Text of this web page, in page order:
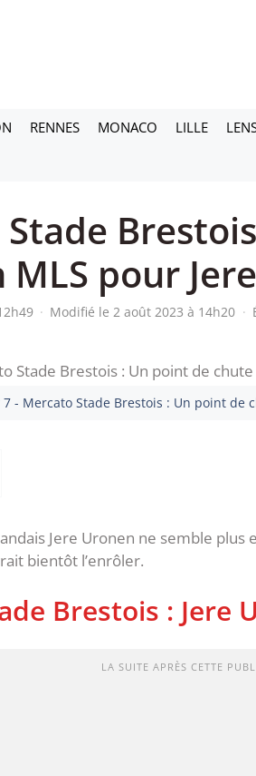
RENNES MONACO LILLE
pour
· Modifié le 2 août 2023 à 14h20 ·
- Mercato Stade Brestois : Un point de
Jere Uronen ne semble plus
bientôt l’enrôler.
Brestois : Jere
LA SUITE APRÈS CETTE